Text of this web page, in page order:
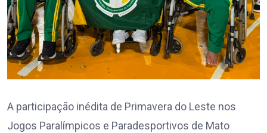
A participação inédita de Primavera do Leste nos
Jogos Paralímpicos e Paradesportivos de Mato